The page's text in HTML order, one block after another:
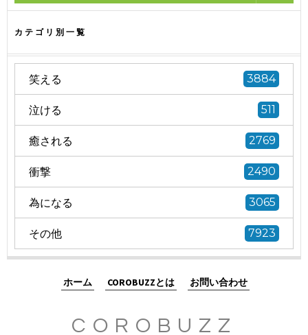
カテゴリ別一覧
笑える 3884
泣ける 511
癒される 2769
衝撃 2490
為になる 3065
その他 7923
ホーム COROBUZZとは お問い合わせ
COROBUZZ